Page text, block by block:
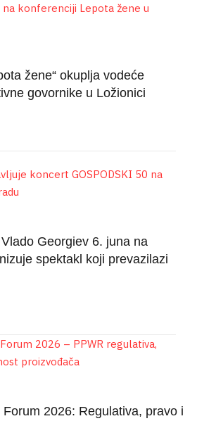
žene“ okuplja vodeće
govornike u Ložionici
Georgiev 6. juna na
spektakl koji prevazilazi
2026: Regulativa, pravo i